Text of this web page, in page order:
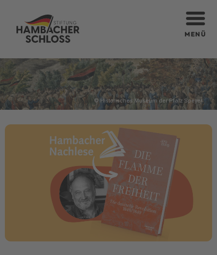
© Historisches Museum der Pfalz Speyer
MENÜ